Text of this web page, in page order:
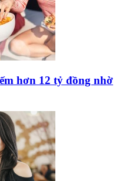
hơn 12 tỷ đồng nhờ